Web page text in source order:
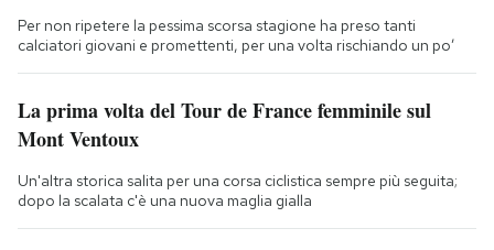
Per non ripetere la pessima scorsa stagione ha preso tanti
calciatori giovani e promettenti, per una volta rischiando un po’
La prima volta del Tour de France femminile sul
Mont Ventoux
Un'altra storica salita per una corsa ciclistica sempre più seguita;
dopo la scalata c'è una nuova maglia gialla